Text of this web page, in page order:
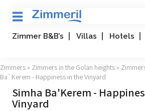
Zimmer B&B’s Villas Hotels
Zimmers » Zimmers in the Golan heights »
Ba`Kerem - Happiness in the Vinyard
Simha Ba'Kerem -
Vinyard